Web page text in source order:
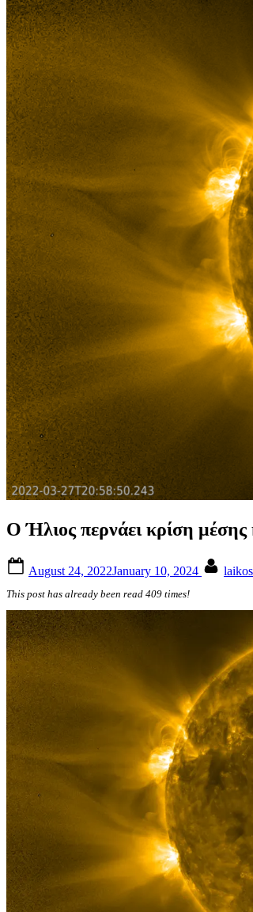
Ο Ήλιος περνάει κρίση
on
August 24, 2022January 10, 2024 laikos
This post has already been read 409 times!